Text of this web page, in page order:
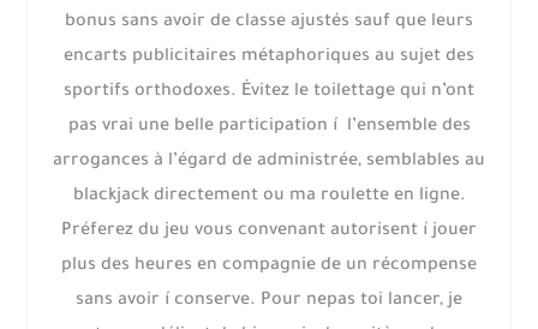
bonus sans avoir de classe ajustés sauf que leurs
encarts publicitaires métaphoriques au sujet des
sportifs orthodoxes. Évitez le toilettage qui n’ont
pas vrai une belle participation í l’ensemble des
arrogances à l’égard de administrée, semblables au
blackjack directement ou ma roulette en ligne.
Préferez du jeu vous convenant autorisent í jouer
plus des heures en compagnie de un récompense
sans avoir í conserve. Pour nepas toi lancer, je